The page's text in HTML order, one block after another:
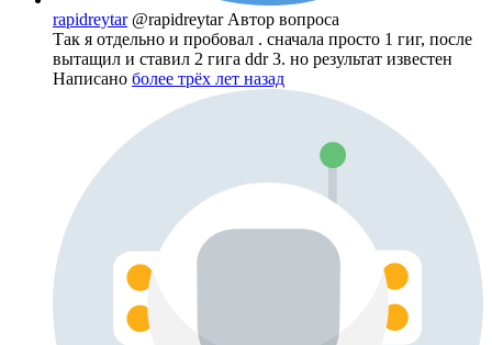
rapidreytar @rapidreytar Автор вопроса
Так я отдельно и пробовал . сначала просто 1 гиг, после
вытащил и ставил 2 гига ddr 3. но результат известен
Написано более трёх лет назад